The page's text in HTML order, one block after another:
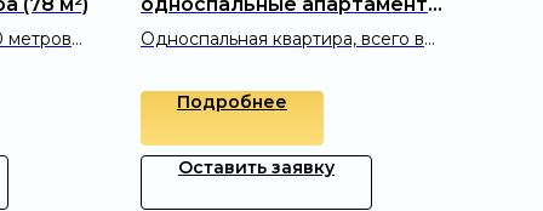
метров
(41 м²)
Односпальная квартира, всего в
Подробнее
Оставить заявку